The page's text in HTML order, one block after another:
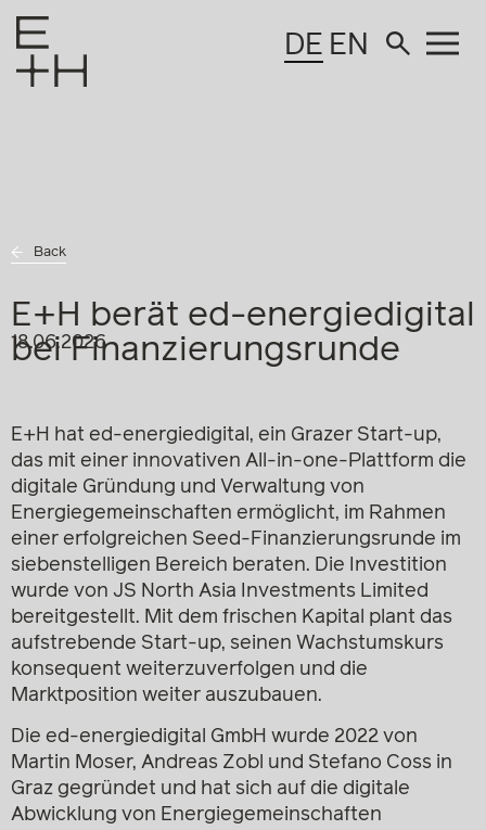
DE EN
Back
E+H berät ed-energiedigital
bei Finanzierungsrunde
18.06.2026
E+H hat ed-energiedigital, ein Grazer Start-up,
das mit einer innovativen All-in-one-Plattform die
digitale Gründung und Verwaltung von
Energiegemeinschaften ermöglicht, im Rahmen
einer erfolgreichen Seed-Finanzierungsrunde im
siebenstelligen Bereich beraten. Die Investition
wurde von JS North Asia Investments Limited
bereitgestellt. Mit dem frischen Kapital plant das
aufstrebende Start-up, seinen Wachstumskurs
konsequent weiterzuverfolgen und die
Marktposition weiter auszubauen.
Die ed-energiedigital GmbH wurde 2022 von
Martin Moser, Andreas Zobl und Stefano Coss in
Graz gegründet und hat sich auf die digitale
Abwicklung von Energiegemeinschaften